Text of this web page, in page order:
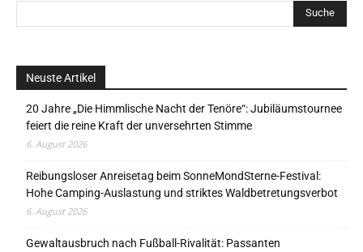
Neuste Artikel
20 Jahre „Die Himmlische Nacht der Tenöre“: Jubiläumstournee
feiert die reine Kraft der unversehrten Stimme
6. August 2026
Reibungsloser Anreisetag beim SonneMondSterne-Festival:
Hohe Camping-Auslastung und striktes Waldbetretungsverbot
6. August 2026
Gewaltausbruch nach Fußball-Rivalität: Passanten